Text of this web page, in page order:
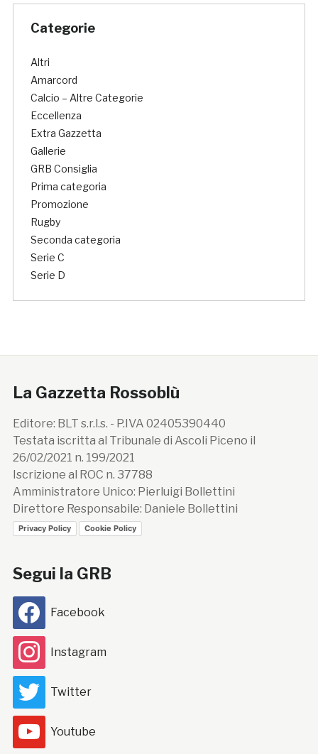
Categorie
Altri
Amarcord
Calcio – Altre Categorie
Eccellenza
Extra Gazzetta
Gallerie
GRB Consiglia
Prima categoria
Promozione
Rugby
Seconda categoria
Serie C
Serie D
La Gazzetta Rossoblù
Editore: BLT s.r.l.s. - P.IVA 02405390440
Testata iscritta al Tribunale di Ascoli Piceno il
26/02/2021 n. 199/2021
Iscrizione al ROC n. 37788
Amministratore Unico: Pierluigi Bollettini
Direttore Responsabile: Daniele Bollettini
Privacy Policy Cookie Policy
Segui la GRB
Facebook
Instagram
Twitter
Youtube